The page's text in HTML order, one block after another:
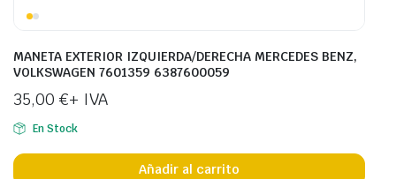
MANETA EXTERIOR IZQUIERDA/DERECHA MERCEDES BENZ,
VOLKSWAGEN 7601359 6387600059
35,00 €+ IVA
En Stock
Añadir al carrito